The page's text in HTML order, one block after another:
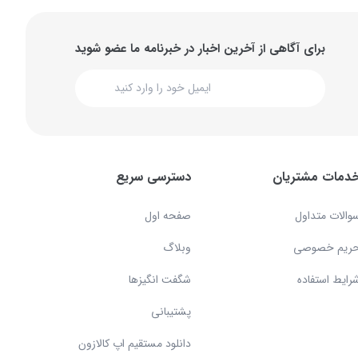
برای آگاهی از آخرین اخبار در خبرنامه ما عضو شوید
مشتریان
متداول
خصوصی
استفاده
دسترسی سریع
صفحه اول
وبلاگ
شگفت انگیزها
پشتیبانی
دانلود مستقیم اپ کالازون